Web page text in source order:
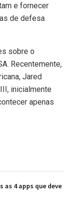
e fornecer
de defesa
sobre o
Recentemente,
Jared
inicialmente
apenas
as 4 apps que deve